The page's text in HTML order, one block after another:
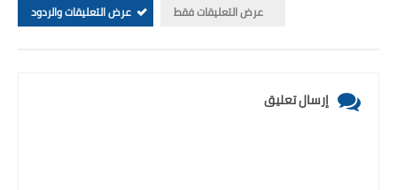
عرض التعليقات فقط
عرض التعليقات والردود
إرسال تعليق